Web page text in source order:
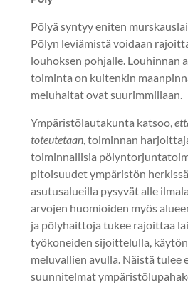
Pölyä syntyy eniten
Pölyn leviämistä voidaan
louhoksen pohjalle. Louhinnan
toiminta on kuitenkin
meluhaitat ovat suurimmillaan.
Ympäristölautakunta katsoo,
toteutetaan, toiminnan
toiminnallisia
pitoisuudet ympäristön
asutusalueilla pysyvät alle
arvojen huomioiden myös
ja pölyhaittoja tukee rajoittaa
työkoneiden sijoittelulla,
meluvallien avulla. Näistä tulee
suunnitelmat